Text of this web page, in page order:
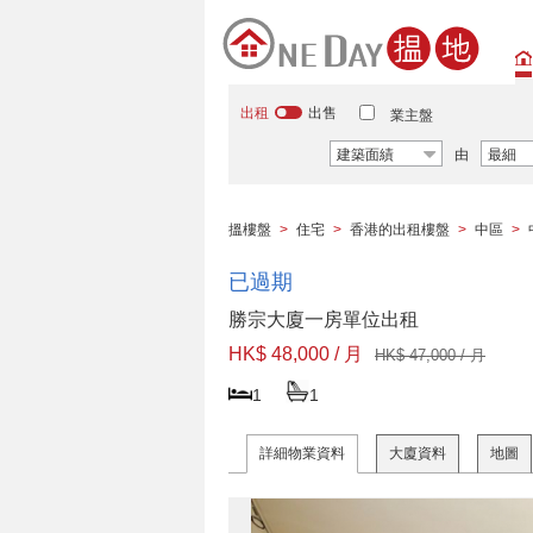
出租 出售 業主盤
建築面績 由 最細
搵樓盤 > 住宅 > 香港的出租樓盤 > 中區 >
已過期
勝宗大廈一房單位出租
HK$ 48,000 / 月
HK$ 47,000 / 月
1 1
詳細物業資料 大廈資料 地圖